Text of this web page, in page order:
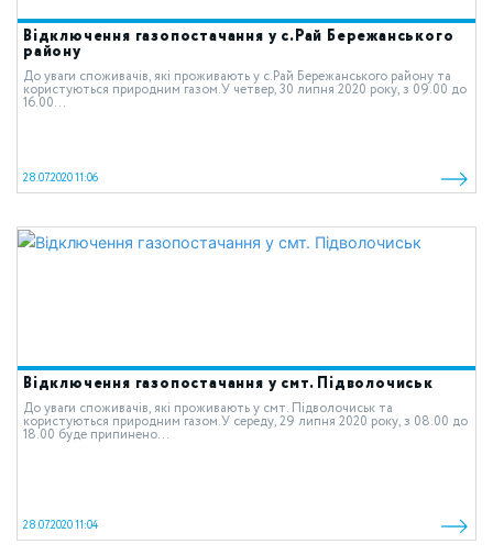
Відключення газопостачання у c.Рай Бережанського
району
До уваги споживачів, які проживають у c.Рай Бережанського району та
користуються природним газом.У четвер, 30 липня 2020 року, з 09.00 до
16.00...
28.07.2020 11:06
Відключення газопостачання у смт. Підволочиськ
До уваги споживачів, які проживають у смт. Підволочиськ та
користуються природним газом.У середу, 29 липня 2020 року, з 08.00 до
18.00 буде припинено...
28.07.2020 11:04